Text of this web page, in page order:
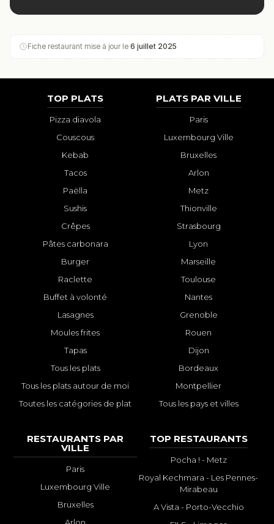
Fiche restaurant mise à jour le 6 juillet 2025
TOP PLATS
Pizza diavola
Couscous
Kebab
Tacos
Paëlla
Sushis
Crêpes
Pâtes carbonara
Burger
Raclette
Buffet à volonté
Lasagnes
Moules frites
Tapas
Tous les plats
Tous les plats autour de moi
Toutes les catégories de plat
PLATS PAR VILLE
Paris
Luxembourg Ville
Bruxelles
Arlon
Metz
Thionville
Strasbourg
Lyon
Marseille
Toulouse
Nantes
Grenoble
Rouen
Dijon
Bordeaux
Montpellier
Tous les pays et villes
RESTAURANTS PAR
VILLE
Paris
Luxembourg Ville
Bruxelles
TOP RESTAURANTS
Pocha ! - Metz
Royal Kechmara - Les Pennes-
Mirabeau
A Vista - Porto-Vecchio